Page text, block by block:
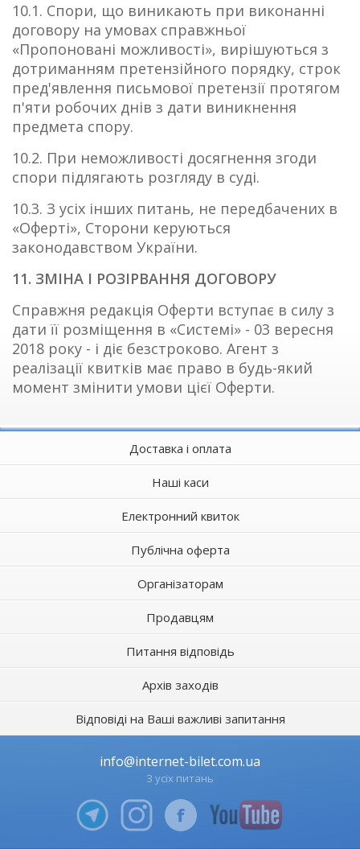
10.1. Спори, що виникають при виконанні
договору на умовах справжньої
«Пропоновані можливості», вирішуються з
дотриманням претензійного порядку, строк
пред'явлення письмової претензії протягом
п'яти робочих днів з дати виникнення
предмета спору.
10.2. При неможливості досягнення згоди
спори підлягають розгляду в суді.
10.3. З усіх інших питань, не передбачених в
«Оферті», Сторони керуються
законодавством України.
11. ЗМІНА І РОЗІРВАННЯ ДОГОВОРУ
Справжня редакція Оферти вступає в силу з
дати її розміщення в «Системі» - 03 вересня
2018 року - і діє безстроково. Агент з
реалізації квитків має право в будь-який
момент змінити умови цієї Оферти.
Доставка і оплата
Наші каси
Електронний квиток
Публічна оферта
Організаторам
Продавцям
Питання відповідь
Архів заходів
Відповіді на Ваші важливі запитання
info@internet-bilet.com.ua
З усіх питань